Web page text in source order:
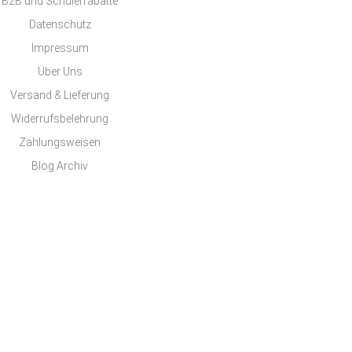
Datenschutz
Impressum
Über Uns
Versand & Lieferung
Widerrufsbelehrung
Zahlungsweisen
Blog Archiv